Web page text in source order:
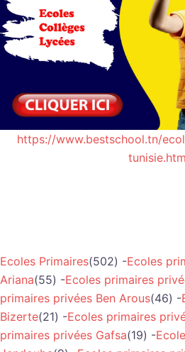
https://www.bestschool.tn/
Ecoles Primaires(502) -Ecoles
Ariana(55) -Ecoles primaires
primaires privées Ben Arous(46) -
Bizerte(21) -Ecoles primaires
primaires privées Gafsa(19) -